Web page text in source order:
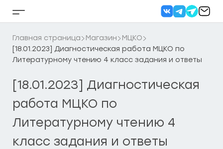
Кнопка
бокового
меню
Главная страница Магазин
МЦКО
[18.01.2023] Диагностическая работа МЦКО по
Литературному чтению 4 класс задания и ответы
[18.01.2023] Диагностическая
работа МЦКО по
Литературному чтению 4
класс задания и ответы